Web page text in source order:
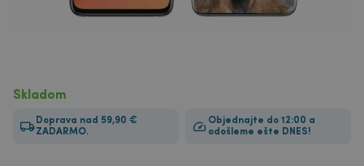
Skladom
Doprava nad 59,90 €
ZADARMO.
Objednajte do 12:00 a
odošleme ešte DNES!